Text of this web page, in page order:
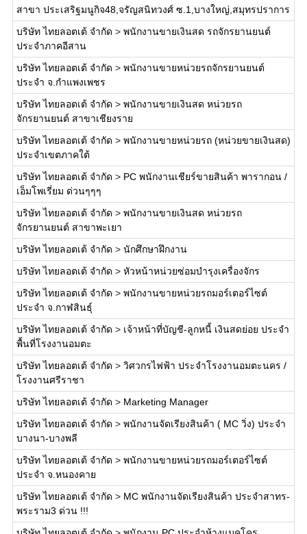
สาขา ประเสริฐมนูกิจ48,จรัญสนิทวงศ์ ซ.1,บางใหญ่,สมุทรปราการ
บริษัท ไทยลอตเต้ จำกัด > พนักงานขายเงินสด รถจักรยานยนต์
ประจำภาคอีสาน
บริษัท ไทยลอตเต้ จำกัด > พนักงานขายหน่วยรถจักรยานยนต์
ประจำ จ.กำแพงเพชร
บริษัท ไทยลอตเต้ จำกัด > พนักงานขายเงินสด หน่วยรถ
จักรยานยนต์ สาขาเชียงราย
บริษัท ไทยลอตเต้ จำกัด > พนักงานขายหน่วยรถ (หน่วยขายเงินสด)
ประจำเขตภาคใต้
บริษัท ไทยลอตเต้ จำกัด > PC พนักงานเชียร์ขายสินค้า พารากอน /
เอ็มโพเรี่ยม ด่วนๆๆๆ
บริษัท ไทยลอตเต้ จำกัด > พนักงานขายเงินสด หน่วยรถ
จักรยานยนต์ สาขาพะเยา
บริษัท ไทยลอตเต้ จำกัด > นักศึกษาฝึกงาน
บริษัท ไทยลอตเต้ จำกัด > หัวหน้าหน่วยซ่อมบำรุงเครื่องจักร
บริษัท ไทยลอตเต้ จำกัด > พนักงานขายหน่วยรถมอร์เตอร์ไซต์
ประจำ จ.กาฬสินธุ์
บริษัท ไทยลอตเต้ จำกัด > เจ้าหน้าที่บัญชี-ลูกหนี้ เงินสดย่อย ประจำ
พื้นที่โรงงานอมตะ
บริษัท ไทยลอตเต้ จำกัด > วิศวกรไฟฟ้า ประจำโรงงานอมตะนคร /
โรงงานศรีราชา
บริษัท ไทยลอตเต้ จำกัด > Marketing Manager
บริษัท ไทยลอตเต้ จำกัด > พนักงานจัดเรียงสินค้า ( MC วิ่ง) ประจำ
บางนา-บางพลี
บริษัท ไทยลอตเต้ จำกัด > พนักงานขายหน่วยรถมอร์เตอร์ไซต์
ประจำ จ.หนองคาย
บริษัท ไทยลอตเต้ จำกัด > MC พนักงานจัดเรียงสินค้า ประจำสาทร-
พระราม3 ด่วน !!!